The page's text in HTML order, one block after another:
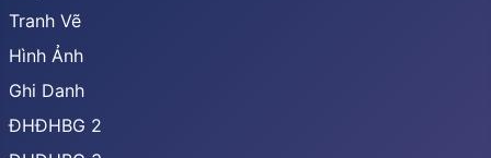
Tranh Vẽ
Hình Ảnh
Ghi Danh
ĐHĐHBG 2